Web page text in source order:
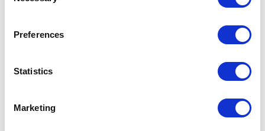
Preferences
Statistics
Marketing
Struktur aus zerkratzter Bronze, Glas moro lucido und Deckenplatte